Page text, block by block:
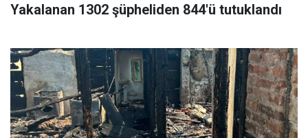
Yakalanan 1302 şüpheliden 844'ü tutuklandı